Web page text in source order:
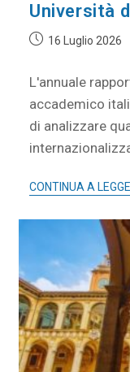
Università
16 Luglio 2026
L'annuale
accademico
di analizzare
CONTINUA A